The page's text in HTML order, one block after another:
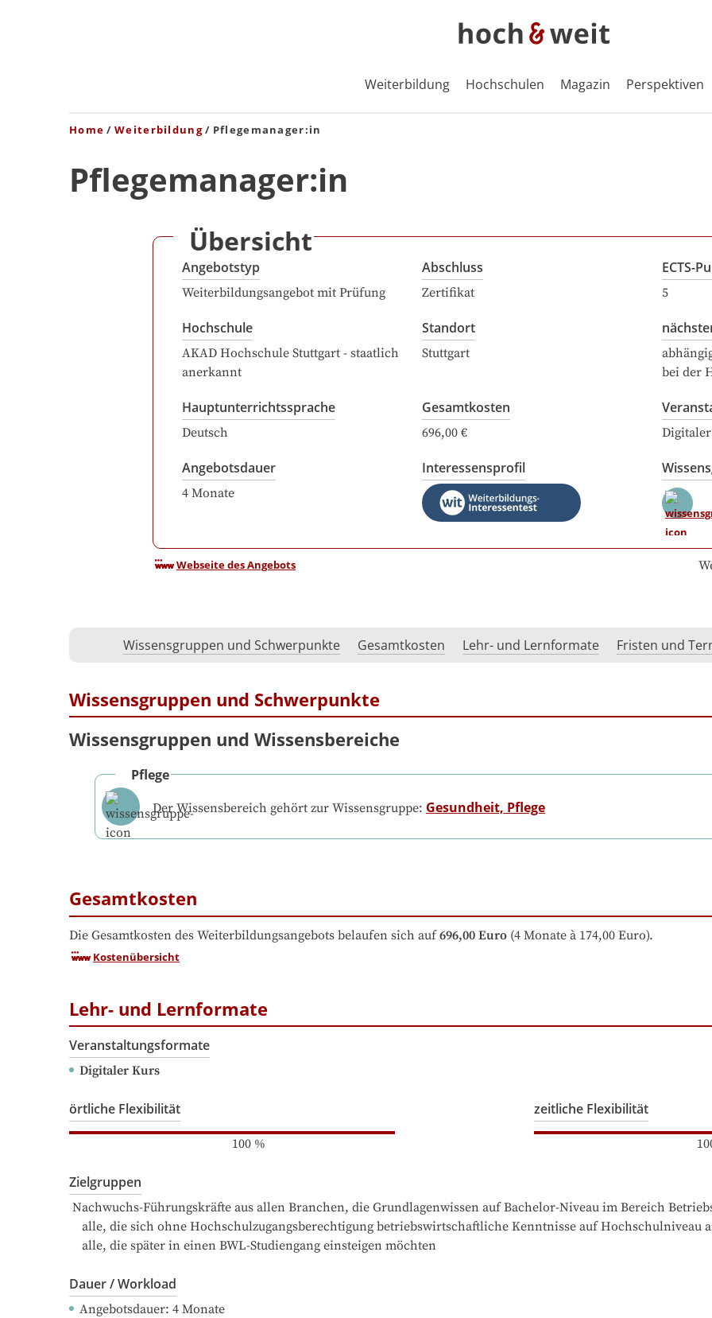
Weiterbildung Hochschulen Magazin Perspektiven
Home Weiterbildung Pflegemanager:in
Pflegemanager:in
Übersicht
Angebotstyp
Weiterbildungsangebot mit Prüfung
Abschluss
Zertifikat
ECTS-
5
Hochschule
AKAD Hochschule Stuttgart - staatlich
anerkannt
Standort
Stuttgart
bei der
Hauptunterrichtssprache
Deutsch
Gesamtkosten
696,00 €
Angebotsdauer
4 Monate
Interessensprofil
Webseite des Angebots
Wissensgruppen und Schwerpunkte Gesamtkosten Lehr- und Lernformate Fristen und
Wissensgruppen und Schwerpunkte
Wissensgruppen und Wissensbereiche
Pflege
Der Wissensbereich gehört zur Wissensgruppe: Gesundheit, Pflege
Gesamtkosten
Die Gesamtkosten des Weiterbildungsangebots belaufen sich auf 696,00 Euro (4 Monate à 174,00 Euro).
Kostenübersicht
Lehr- und Lernformate
Veranstaltungsformate
Digitaler Kurs
örtliche Flexibilität
100%
zeitliche Flexibilität
Zielgruppen
    alle, die später in einen BWL-Studiengang einsteigen möchten
Dauer / Workload
Angebotsdauer: 4 Monate